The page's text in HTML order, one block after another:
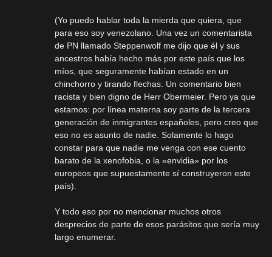
(Yo puedo hablar toda la mierda que quiera, que
para eso soy venezolano. Una vez un comentarista
de PN llamado Steppenwolf me dijo que él y sus
ancestros había hecho más por este país que los
míos, que seguramente habían estado en un
chinchorro y tirando flechas. Un comentario bien
racista y bien digno de Herr Obermeier. Pero ya que
estamos: por línea materna soy parte de la tercera
generación de inmigrantes españoles, pero creo que
eso no es asunto de nadie. Solamente lo hago
constar para que nadie me venga con ese cuento
barato de la xenofobia, o la «envidia» por los
europeos que supuestamente sí construyeron este
país).
Y todo eso por no mencionar muchos otros
desprecios de parte de esos parásitos que sería muy
largo enumerar.